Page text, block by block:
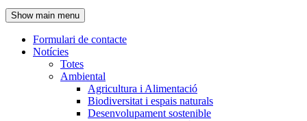
de
l'encapçalament
Show main menu
Navegació
principal
Formulari de contacte
Notícies
Totes
Ambiental
Agricultura i Alimentació
Biodiversitat i espais naturals
Desenvolupament sostenible